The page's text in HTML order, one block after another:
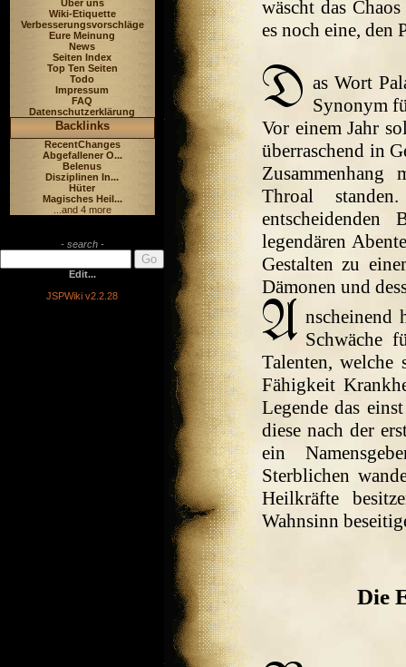
Über uns
Wiki-Etiquette
Verbesserungsvorschläge
Eure Meinung
News
Seiten Index
Top Ten Seiten
Todo
Impressum
FAQ
Datenschutzerklärung
Backlinks
RecentChanges
Abgefallener O...
Belenus
Disziplinen In...
Hüter
Magisches Heil...
...and 4 more
- search -
Edit...
JSPWiki v2.2.28
wäscht das
es noch eine, den
as Wort
Synonym
Vor einem Jahr
überraschend in
Throal
entscheidenden
legendären
Gestalten zu
Dämonen und
nscheinend
Schwäche
Talenten,
Fähigkeit
Legende das
diese nach der
ein
Sterblichen
Heilkräfte
Wahnsinn
Die